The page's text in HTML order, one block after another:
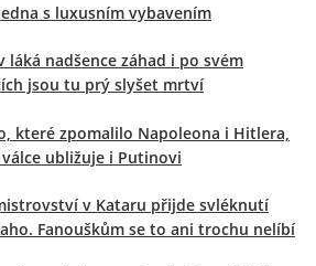
s luxusním vybavením
nadšence záhad i po svém
jsou tu prý slyšet mrtví
které zpomalilo Napoleona i Hitlera,
ubližuje i Putinovi
v Kataru přijde svléknutí
Fanouškům se to ani trochu nelíbí